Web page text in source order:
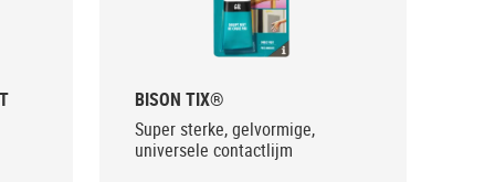
BISON TIX®
Super sterke, gelvormige,
universele contactlijm